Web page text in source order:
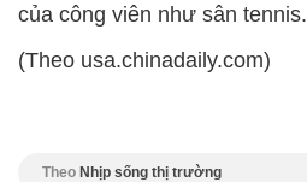
của công viên như sân tennis.
(Theo usa.chinadaily.com)
Theo Nhịp sống thị trường